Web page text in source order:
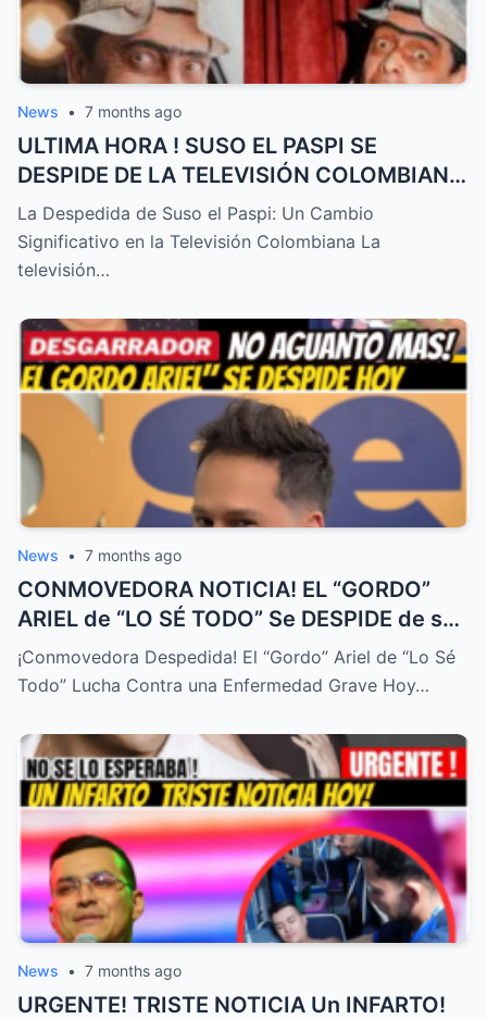
News • 7 months ago
ULTIMA HORA ! SUSO EL PASPI SE
DESPIDE DE LA TELEVISIÓN COLOMBIANA
! TRISTE NOTICIA HOY – HTT
La Despedida de Suso el Paspi: Un Cambio
Significativo en la Televisión Colombiana La
televisión…
News • 7 months ago
CONMOVEDORA NOTICIA! EL “GORDO”
ARIEL de “LO SÉ TODO” Se DESPIDE de su
FAMILIA HOY! DURA ENFERMEDAD! – HTT
¡Conmovedora Despedida! El “Gordo” Ariel de “Lo Sé
Todo” Lucha Contra una Enfermedad Grave Hoy…
News • 7 months ago
URGENTE! TRISTE NOTICIA Un INFARTO!